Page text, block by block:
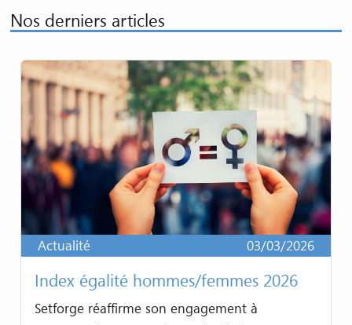
Nos derniers articles
Actualité 03/03/2026
Index égalité hommes/femmes 2026
Setforge réaffirme son engagement à